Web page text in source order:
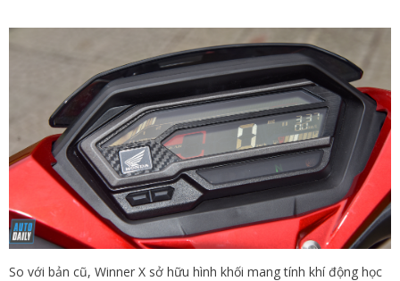
So với bản cũ, Winner X sở hữu hình khối mang tính khí động học